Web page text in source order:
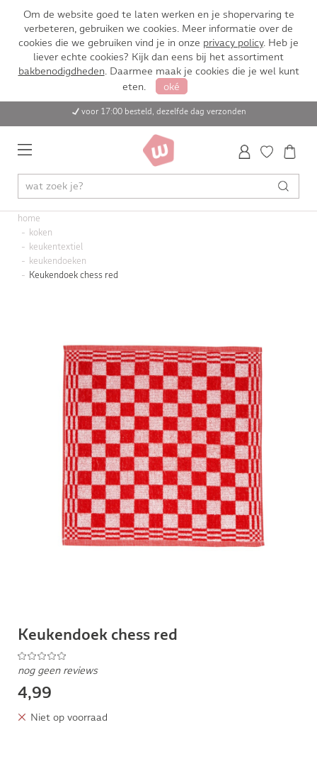
Om de website goed te laten werken en je shopervaring te
verbeteren, gebruiken we cookies. Meer informatie over de
cookies die we gebruiken vind je in onze privacy policy. Heb je
liever echte cookies? Kijk dan eens bij het assortiment
bakbenodigdheden. Daarmee maak je cookies die je wel kunt
eten.
oké
voor 17:00 besteld, dezelfde dag verzonden
home
koken
keukentextiel
keukendoeken
Keukendoek chess red
Keukendoek chess red
nog geen reviews
4,99
Niet op voorraad